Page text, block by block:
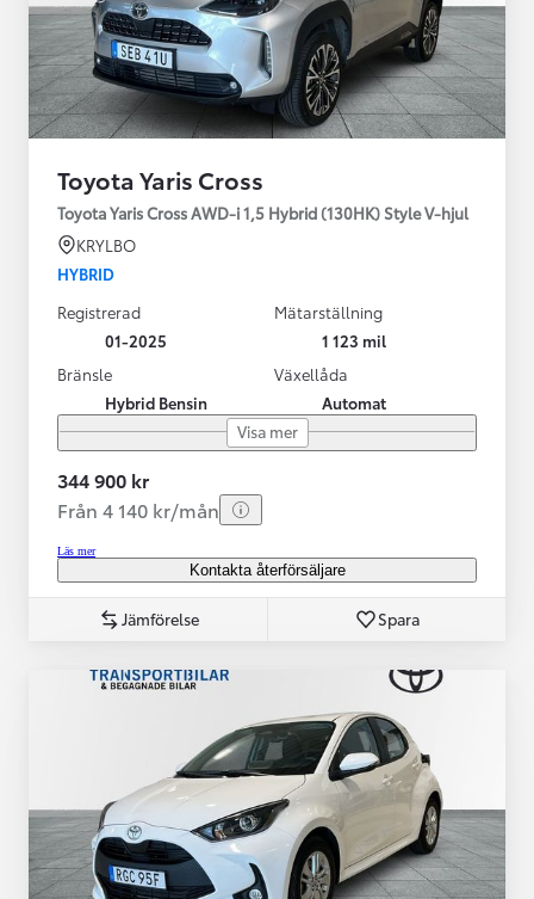
Toyota Yaris Cross
Toyota Yaris Cross AWD-i 1,5 Hybrid (130HK) Style V-hjul
KRYLBO
HYBRID
Registrerad
01-2025
Mätarställning
1 123 mil
Bränsle
Hybrid Bensin
Växellåda
Automat
Visa mer
344 900 kr
Från 4 140 kr/mån
Läs mer
Kontakta återförsäljare
Jämförelse Spara